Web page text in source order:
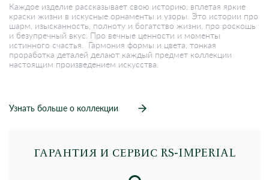
Каждое изделие рассказывает свою историю, вплетая яркие
краски жизни в искусные орнаменты и узоры. Это истории про
шарм, изысканность, полноту и богатство жизни, про роскошь
и безупречный вкус. Про вечные ценности и моменты
истинного счастья. Гармония формы и цвета, тонкая
проработка деталей делают каждый предмет коллекции
настоящим произведением искусства.
Узнать больше о коллекции
ГАРАНТИЯ И СЕРВИС RS‑IMPERIAL